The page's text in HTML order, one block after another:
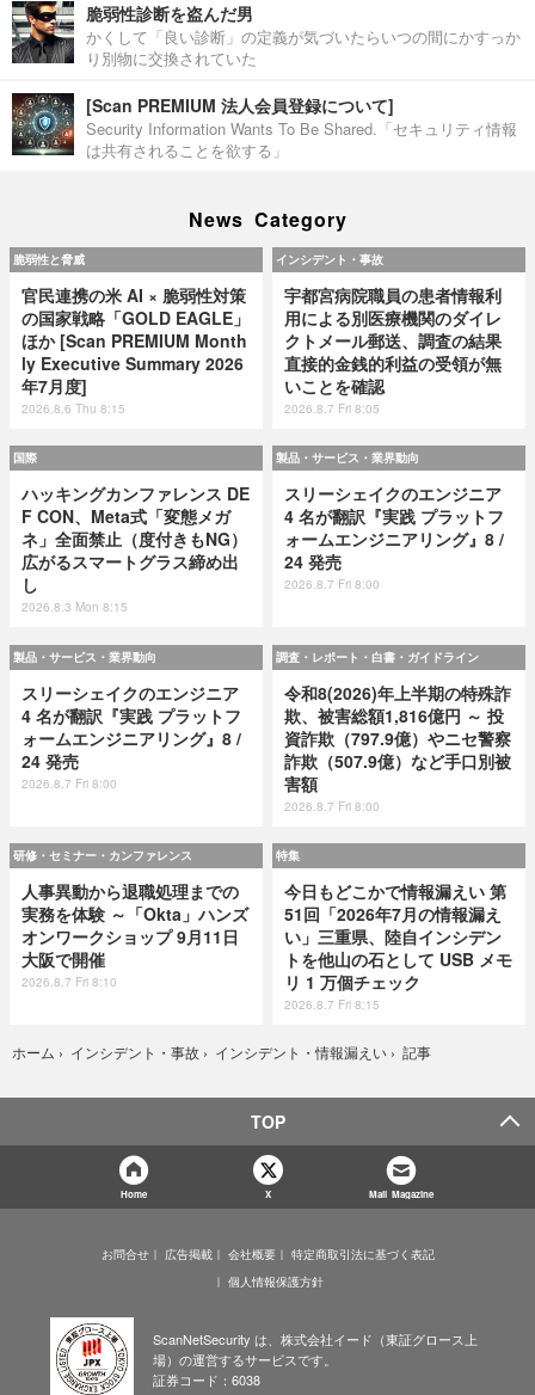
脆弱性診断を盗んだ男
かくして「良い診断」の定義が気づいたらいつの間にかすっか
り別物に交換されていた
[Scan PREMIUM 法人会員登録について]
Security Information Wants To Be Shared.「セキュリティ情報
は共有されることを欲する」
News Category
脆弱性と脅威
官民連携の米 AI × 脆弱性対策
の国家戦略「GOLD EAGLE」
ほか [Scan PREMIUM Month
ly Executive Summary 2026
年7月度]
2026.8.6 Thu 8:15
インシデント・事故
宇都宮病院職員の患者情報利
用による別医療機関のダイレ
クトメール郵送、調査の結果
直接的金銭的利益の受領が無
いことを確認
2026.8.7 Fri 8:05
国際
ハッキングカンファレンス DE
F CON、Meta式「変態メガ
ネ」全面禁止（度付きもNG）
広がるスマートグラス締め出
し
2026.8.3 Mon 8:15
製品・サービス・業界動向
スリーシェイクのエンジニア
4 名が翻訳『実践 プラットフ
ォームエンジニアリング』8 /
24 発売
2026.8.7 Fri 8:00
製品・サービス・業界動向
スリーシェイクのエンジニア
4 名が翻訳『実践 プラットフ
ォームエンジニアリング』8 /
24 発売
2026.8.7 Fri 8:00
調査・レポート・白書・ガイドライン
令和8(2026)年上半期の特殊詐
欺、被害総額1,816億円 ～ 投
資詐欺（797.9億）やニセ警察
詐欺（507.9億）など手口別被
害額
2026.8.7 Fri 8:00
研修・セミナー・カンファレンス
人事異動から退職処理までの
実務を体験 ～「Okta」ハンズ
オンワークショップ 9月11日
大阪で開催
2026.8.7 Fri 8:10
特集
今日もどこかで情報漏えい 第
51回「2026年7月の情報漏え
い」三重県、陸自インシデン
トを他山の石として USB メモ
リ 1 万個チェック
2026.8.7 Fri 8:15
ホーム › インシデント・事故 › インシデント・情報漏えい › 記事
TOP
Home X Mail Magazine
お問合せ 広告掲載 会社概要
特定商取引法に基づく表記
個人情報保護方針
ScanNetSecurity は、株式会社イード（東証グロース上
場）の運営するサービスです。
証券コード：6038